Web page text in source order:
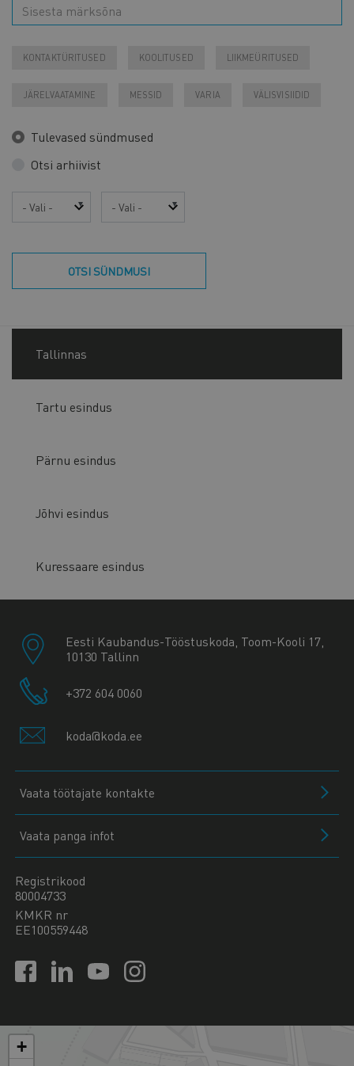
KONTAKTÜRITUSED KOOLITUSED LIIKMEÜRITUSED
JÄRELVAATAMINE MESSID VARIA VÄLISVISIIDID
Tulevased sündmused
Otsi arhiivist
Aasta Kuu
OTSI SÜNDMUSI
Tallinnas
Tartu esindus
Pärnu esindus
Jõhvi esindus
Kuressaare esindus
Eesti Kaubandus-Tööstuskoda, Toom-Kooli 17,
10130 Tallinn
+372 604 0060
koda@koda.ee
Vaata töötajate kontakte
Vaata panga infot
Registrikood
80004733
KMKR nr
EE100559448
+